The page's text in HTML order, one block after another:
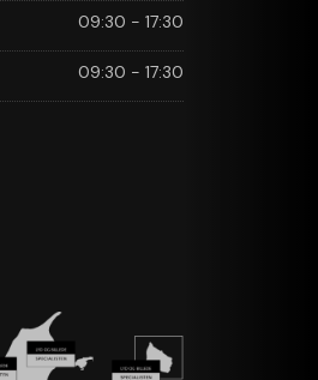
09:30 - 17:30
09:30 - 17:30